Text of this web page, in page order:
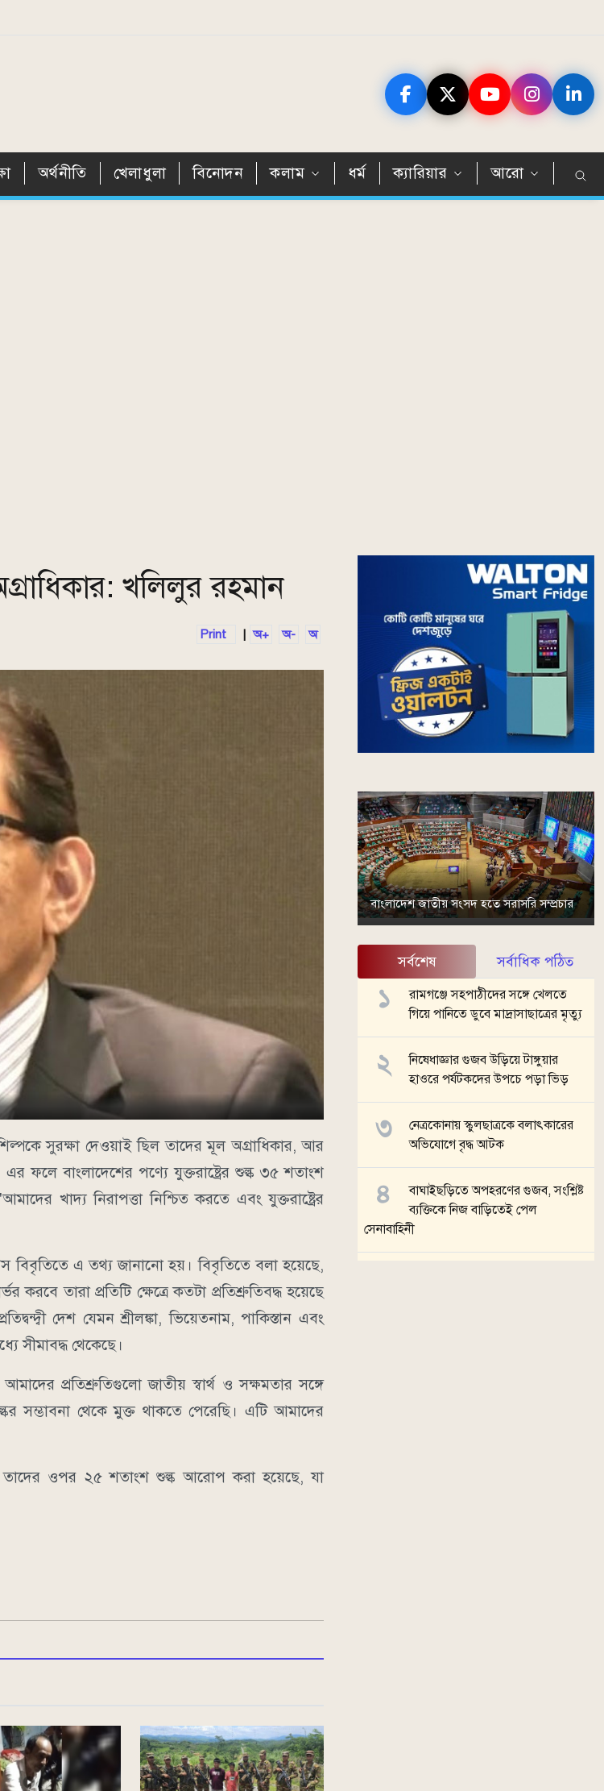
অর্থনীতি খেলাধুলা বিনোদন কলাম ধর্ম ক্যারিয়ার আরো
খলিলুর রহমান
Print অ+ অ- অ
সুরক্ষা দেওয়াই ছিল তাদের মূল অগ্রাধিকার, আর
এর ফলে বাংলাদেশের পণ্যে যুক্তরাষ্ট্রের শুল্ক ৩৫ শতাংশ
খাদ্য নিরাপত্তা নিশ্চিত করতে এবং যুক্তরাষ্ট্রের
বিবৃতিতে এ তথ্য জানানো হয়। বিবৃতিতে বলা হয়েছে,
করবে তারা প্রতিটি ক্ষেত্রে কতটা প্রতিশ্রুতিবদ্ধ হয়েছে
দেশ যেমন শ্রীলঙ্কা, ভিয়েতনাম, পাকিস্তান এবং
সীমাবদ্ধ থেকেছে।
প্রতিশ্রুতিগুলো জাতীয় স্বার্থ ও সক্ষমতার সঙ্গে
থেকে মুক্ত থাকতে পেরেছি। এটি আমাদের
তাদের ওপর ২৫ শতাংশ শুল্ক আরোপ করা হয়েছে, যা
বাংলাদেশ জাতীয় সংসদ হতে সরাসরি সম্প্রচার
সর্বশেষ সর্বাধিক পঠিত
রামগঞ্জে সহপাঠীদের সঙ্গে খেলতে
গিয়ে পানিতে ডুবে মাদ্রাসাছাত্রের মৃত্যু
নিষেধাজ্ঞার গুজব উড়িয়ে টাঙ্গুয়ার
হাওরে পর্যটকদের উপচে পড়া ভিড়
নেত্রকোনায় স্কুলছাত্রকে বলাৎকারের
অভিযোগে বৃদ্ধ আটক
বাঘাইছড়িতে অপহরণের গুজব, সংশ্লিষ্ট
ব্যক্তিকে নিজ বাড়িতেই পেল
সেনাবাহিনী